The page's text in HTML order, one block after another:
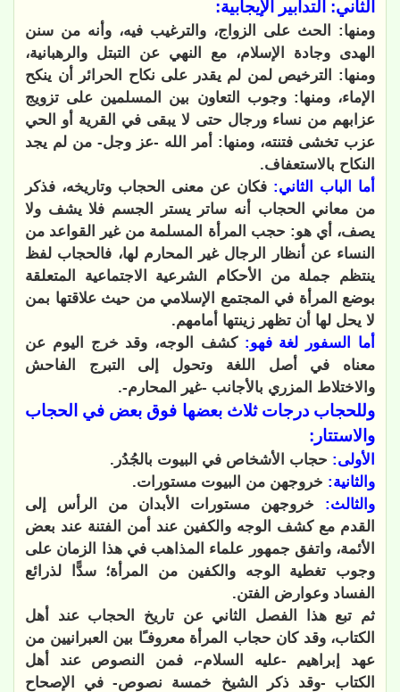
الثاني: التدابير الإيجابية:
ومنها: الحث على الزواج، والترغيب فيه، وأنه من سنن
الهدى وجادة الإسلام، مع النهي عن التبتل والرهبانية،
ومنها: الترخيص لمن لم يقدر على نكاح الحرائر أن ينكح
الإماء، ومنها: وجوب التعاون بين المسلمين على تزويج
عزابهم من نساء ورجال حتى لا يبقى في القرية أو الحي
عزب تخشى فتنته، ومنها: أمر الله -عز وجل- من لم يجد
النكاح بالاستعفاف.
أما الباب الثاني: فكان عن معنى الحجاب وتاريخه، فذكر
من معاني الحجاب أنه ساتر يستر الجسم فلا يشف ولا
يصف، أي هو: حجب المرأة المسلمة من غير القواعد من
النساء عن أنظار الرجال غير المحارم لها، فالحجاب لفظ
ينتظم جملة من الأحكام الشرعية الاجتماعية المتعلقة
بوضع المرأة في المجتمع الإسلامي من حيث علاقتها بمن
لا يحل لها أن تظهر زينتها أمامهم.
أما السفور لغة فهو: كشف الوجه، وقد خرج اليوم عن
معناه في أصل اللغة وتحول إلى التبرج الفاحش
والاختلاط المزري بالأجانب -غير المحارم-.
وللحجاب درجات ثلاث بعضها فوق بعض في الحجاب
والاستتار:
الأولى: حجاب الأشخاص في البيوت بالجُدُر.
والثانية: خروجهن من البيوت مستورات.
والثالث: خروجهن مستورات الأبدان من الرأس إلى
القدم مع كشف الوجه والكفين عند أمن الفتنة عند بعض
الأئمة، واتفق جمهور علماء المذاهب في هذا الزمان على
وجوب تغطية الوجه والكفين من المرأة؛ سدًّا لذرائع
الفساد وعوارض الفتن.
ثم تبع هذا الفصل الثاني عن تاريخ الحجاب عند أهل
الكتاب، وقد كان حجاب المرأة معروفـًا بين العبرانيين من
عهد إبراهيم -عليه السلام-، فمن النصوص عند أهل
الكتاب -وقد ذكر الشيخ خمسة نصوص- في الإصحاح